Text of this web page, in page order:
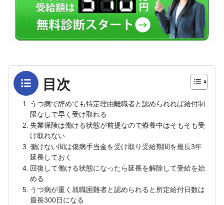
目次
うつ病で辞めても特定理由離職者と認められれば給付制
限なしで早く受け取れる
失業保険は働ける状態が前提なので療養中はそもそも受
け取れない
働けない間は傷病手当金を受け取り受給期間を最長3年
延長しておく
回復して働ける状態になったら延長を解除して受給を始
める
うつ病が重く就職困難者と認められると所定給付日数は
最長300日になる